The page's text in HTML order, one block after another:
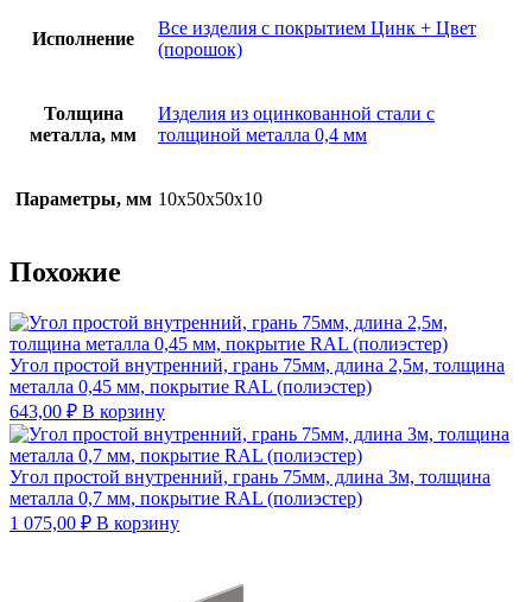
Исполнение
Все изделия с покрытием Цинк + Цвет
(порошок)
Толщина
металла, мм
Изделия из оцинкованной стали с
толщиной металла 0,4 мм
Параметры, мм 10х50х50х10
Похожие
Угол простой внутренний, грань 75мм, длина 2,5м, толщина
металла 0,45 мм, покрытие RAL (полиэстер)
643,00 ₽ В корзину
Угол простой внутренний, грань 75мм, длина 3м, толщина
металла 0,7 мм, покрытие RAL (полиэстер)
1 075,00 ₽ В корзину